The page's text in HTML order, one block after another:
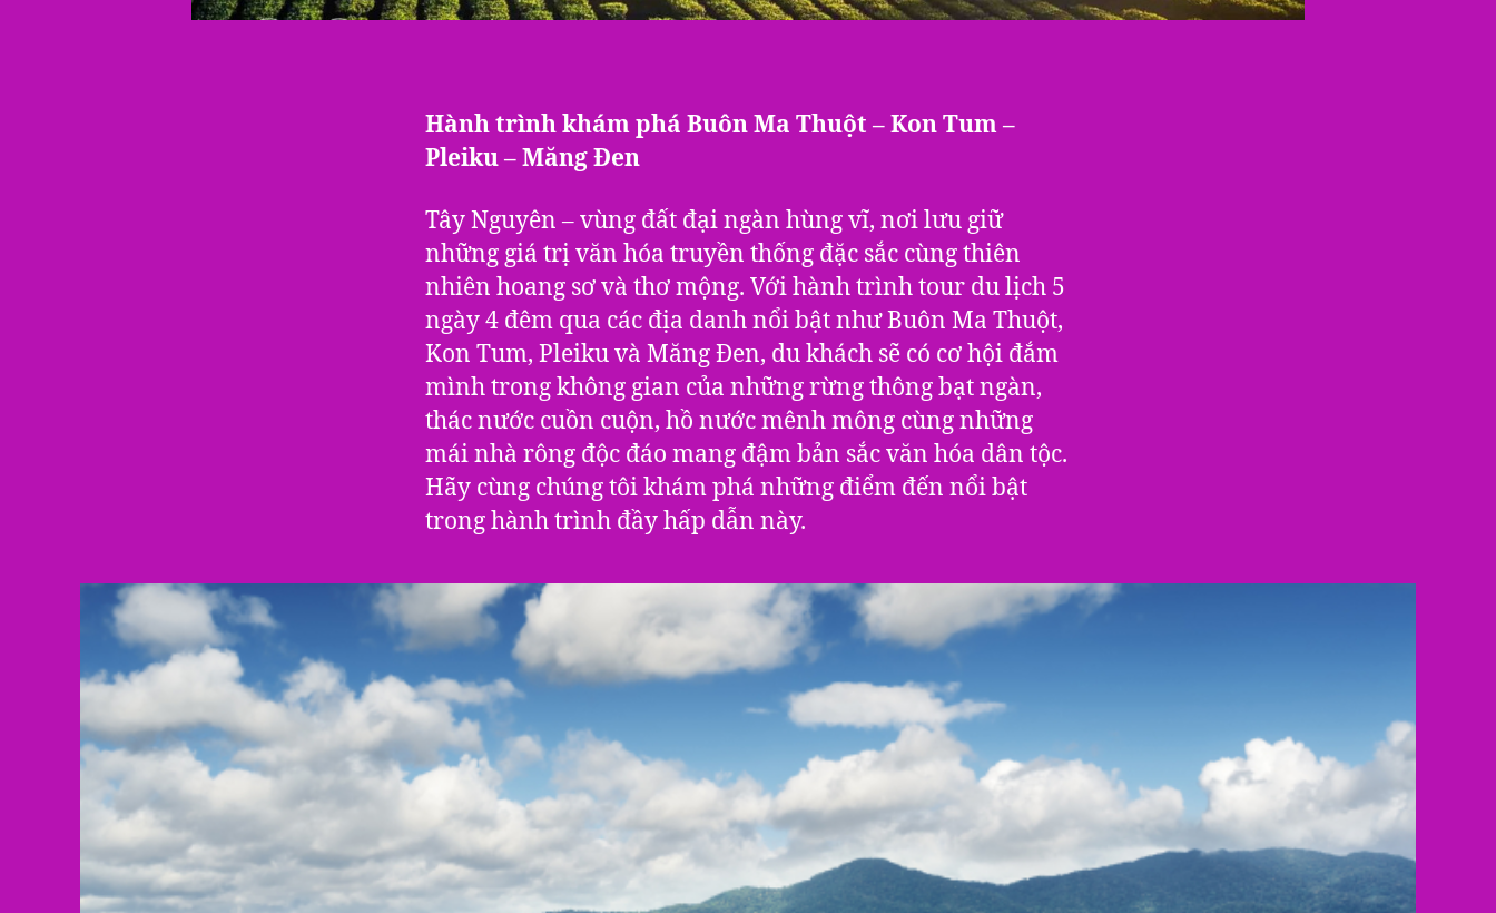
4
Hành trình khám phá Buôn Ma Thuột – Kon Tum –
Pleiku – Măng Đen
Tây Nguyên – vùng đất đại ngàn hùng vĩ, nơi lưu giữ
những giá trị văn hóa truyền thống đặc sắc cùng thiên
nhiên hoang sơ và thơ mộng. Với hành trình tour du lịch 5
ngày 4 đêm qua các địa danh nổi bật như Buôn Ma Thuột,
Kon Tum, Pleiku và Măng Đen, du khách sẽ có cơ hội đắm
mình trong không gian của những rừng thông bạt ngàn,
thác nước cuồn cuộn, hồ nước mênh mông cùng những
mái nhà rông độc đáo mang đậm bản sắc văn hóa dân tộc.
Hãy cùng chúng tôi khám phá những điểm đến nổi bật
trong hành trình đầy hấp dẫn này.